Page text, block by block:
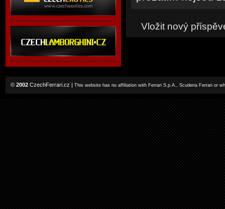
Vložit nový
© 2002 CzechFerrari.cz | This website has no affiliation with Ferrari S.p.A., Scuderia Ferrari or